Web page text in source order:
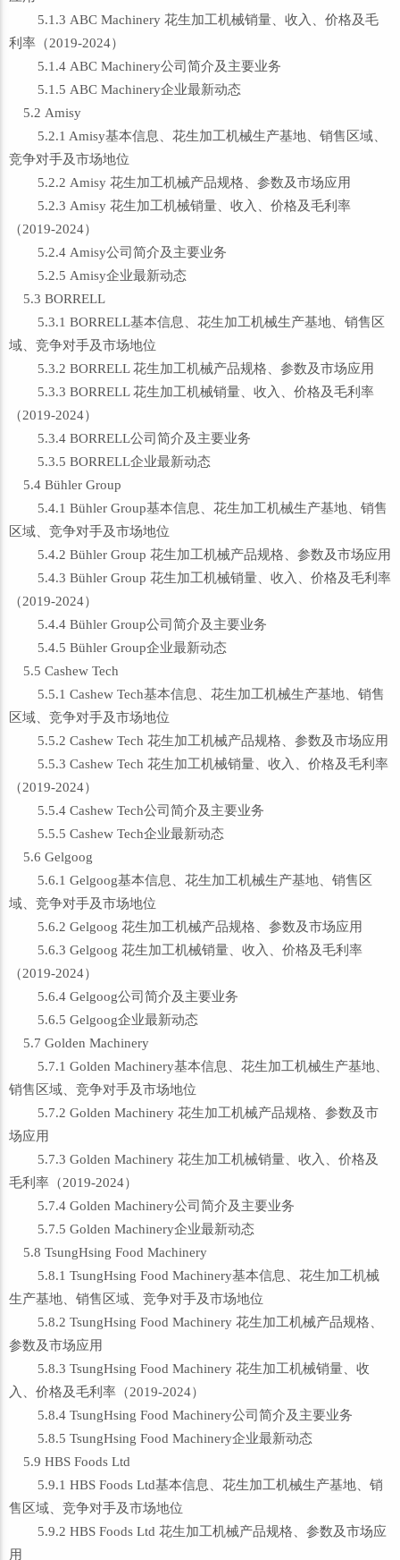
5.1.3 ABC Machinery 花生加工机械销量、收入、价格及毛
利率（2019-2024）
5.1.4 ABC Machinery公司简介及主要业务
5.1.5 ABC Machinery企业最新动态
5.2 Amisy
5.2.1 Amisy基本信息、花生加工机械生产基地、销售区域、
竞争对手及市场地位
5.2.2 Amisy 花生加工机械产品规格、参数及市场应用
5.2.3 Amisy 花生加工机械销量、收入、价格及毛利率
（2019-2024）
5.2.4 Amisy公司简介及主要业务
5.2.5 Amisy企业最新动态
5.3 BORRELL
5.3.1 BORRELL基本信息、花生加工机械生产基地、销售区
域、竞争对手及市场地位
5.3.2 BORRELL 花生加工机械产品规格、参数及市场应用
5.3.3 BORRELL 花生加工机械销量、收入、价格及毛利率
（2019-2024）
5.3.4 BORRELL公司简介及主要业务
5.3.5 BORRELL企业最新动态
5.4 Bühler Group
5.4.1 Bühler Group基本信息、花生加工机械生产基地、销售
区域、竞争对手及市场地位
5.4.2 Bühler Group 花生加工机械产品规格、参数及市场应用
5.4.3 Bühler Group 花生加工机械销量、收入、价格及毛利率
（2019-2024）
5.4.4 Bühler Group公司简介及主要业务
5.4.5 Bühler Group企业最新动态
5.5 Cashew Tech
5.5.1 Cashew Tech基本信息、花生加工机械生产基地、销售
区域、竞争对手及市场地位
5.5.2 Cashew Tech 花生加工机械产品规格、参数及市场应用
5.5.3 Cashew Tech 花生加工机械销量、收入、价格及毛利率
（2019-2024）
5.5.4 Cashew Tech公司简介及主要业务
5.5.5 Cashew Tech企业最新动态
5.6 Gelgoog
5.6.1 Gelgoog基本信息、花生加工机械生产基地、销售区
域、竞争对手及市场地位
5.6.2 Gelgoog 花生加工机械产品规格、参数及市场应用
5.6.3 Gelgoog 花生加工机械销量、收入、价格及毛利率
（2019-2024）
5.6.4 Gelgoog公司简介及主要业务
5.6.5 Gelgoog企业最新动态
5.7 Golden Machinery
5.7.1 Golden Machinery基本信息、花生加工机械生产基地、
销售区域、竞争对手及市场地位
5.7.2 Golden Machinery 花生加工机械产品规格、参数及市
场应用
5.7.3 Golden Machinery 花生加工机械销量、收入、价格及
毛利率（2019-2024）
5.7.4 Golden Machinery公司简介及主要业务
5.7.5 Golden Machinery企业最新动态
5.8 TsungHsing Food Machinery
5.8.1 TsungHsing Food Machinery基本信息、花生加工机械
生产基地、销售区域、竞争对手及市场地位
5.8.2 TsungHsing Food Machinery 花生加工机械产品规格、
参数及市场应用
5.8.3 TsungHsing Food Machinery 花生加工机械销量、收
入、价格及毛利率（2019-2024）
5.8.4 TsungHsing Food Machinery公司简介及主要业务
5.8.5 TsungHsing Food Machinery企业最新动态
5.9 HBS Foods Ltd
5.9.1 HBS Foods Ltd基本信息、花生加工机械生产基地、销
售区域、竞争对手及市场地位
5.9.2 HBS Foods Ltd 花生加工机械产品规格、参数及市场应
用